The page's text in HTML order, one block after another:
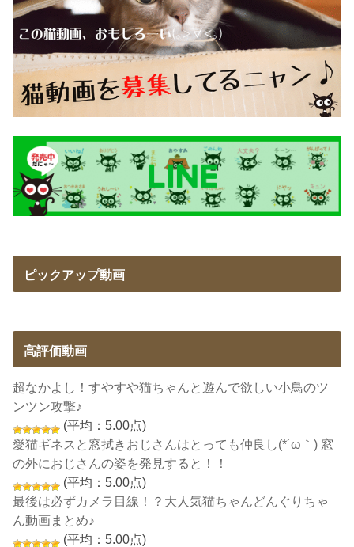
ピックアップ動画
高評価動画
超なかよし！すやすや猫ちゃんと遊んで欲しい小鳥のツ
ンツン攻撃♪
(平均：5.00点)
愛猫ギネスと窓拭きおじさんはとっても仲良し(*´ω｀) 窓
の外におじさんの姿を発見すると！！
(平均：5.00点)
最後は必ずカメラ目線！？大人気猫ちゃんどんぐりちゃ
ん動画まとめ♪
(平均：5.00点)